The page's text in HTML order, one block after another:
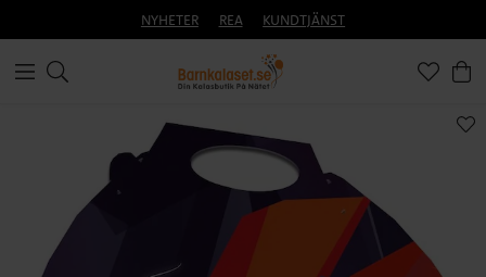
NYHETER REA KUNDTJÄNST